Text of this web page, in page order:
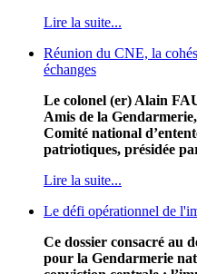
Lire la suite...
Réunion du CNE, la
échanges
Le colonel (er) Alain
Amis de la
Comité national
patriotiques, présidée
Lire la suite...
Le défi opérationnel de
Ce dossier consacré au
pour la Gendarmerie